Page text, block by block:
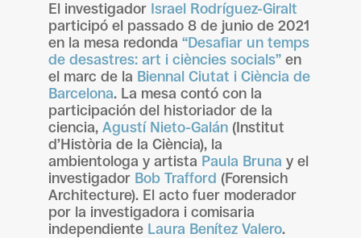
El investigador Israel Rodríguez-Giralt
participó el passado 8 de junio de 2021
en la mesa redonda “Desafiar un temps
de desastres: art i ciències socials” en
el marc de la Biennal Ciutat i Ciència de
Barcelona. La mesa contó con la
participación del historiador de la
ciencia, Agustí Nieto-Galán (Institut
d’Història de la Ciència), la
ambientologa y artista Paula Bruna y el
investigador Bob Trafford (Forensich
Architecture). El acto fuer moderador
por la investigadora i comisaria
independiente Laura Benítez Valero.